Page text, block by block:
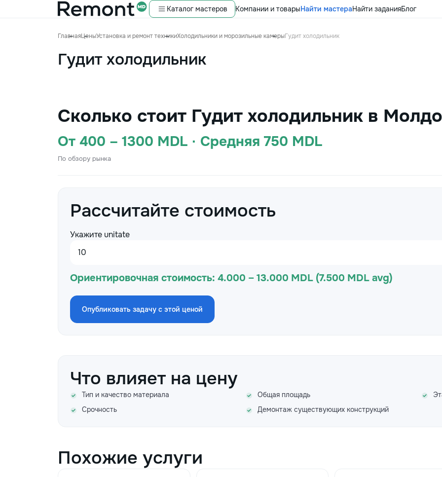
Каталог мастеров Компании и товарыНайти мастераНайти заданияБлог
ГлавнаяЦеныУстановка и ремонт техникиХолодильники и морозильные камерыГудит холодильник
Гудит холодильник
Сколько стоит Гудит холодильник в
От 400 – 1300 MDL · Средняя 750 MDL
По обзору рынка
Рассчитайте стоимость
Укажите unitate
Ориентировочная стоимость: 4.000 – 13.000 MDL (7.500 MDL avg)
Опубликовать задачу с этой ценой
Что влияет на цену
Тип и качество материала Общая площадь
Срочность
Демонтаж существующих конструкций
Похожие услуги